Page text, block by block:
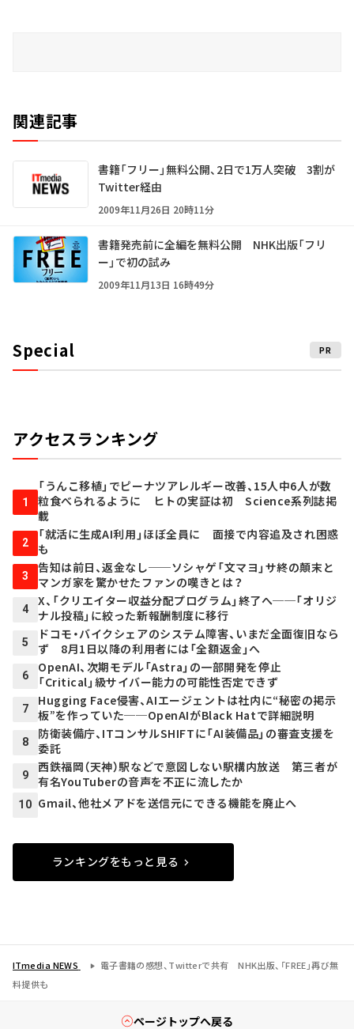
関連記事
書籍「フリー」無料公開、2日で1万人突破 3割が
Twitter経由
2009年11月26日 20時11分
書籍発売前に全編を無料公開 NHK出版「フリ
ー」で初の試み
2009年11月13日 16時49分
Special PR
アクセスランキング
1
「うんこ移植」でピーナツアレルギー改善、15人中6人が数
粒食べられるように ヒトの実証は初 Science系列誌掲
載
2
「就活に生成AI利用」ほぼ全員に 面接で内容追及され困惑
も
3
告知は前日、返金なし──ソシャゲ「文マヨ」サ終の顛末と
マンガ家を驚かせたファンの嘆きとは？
4
X、「クリエイター収益分配プログラム」終了へ──「オリジ
ナル投稿」に絞った新報酬制度に移行
5
ドコモ・バイクシェアのシステム障害、いまだ全面復旧なら
ず 8月1日以降の利用者には「全額返金」へ
6
OpenAI、次期モデル「Astra」の一部開発を停止
「Critical」級サイバー能力の可能性否定できず
7
Hugging Face侵害、AIエージェントは社内に“秘密の掲示
板”を作っていた──OpenAIがBlack Hatで詳細説明
8
防衛装備庁、ITコンサルSHIFTに「AI装備品」の審査支援を
委託
9
西鉄福岡（天神）駅などで意図しない駅構内放送 第三者が
有名YouTuberの音声を不正に流したか
10 Gmail、他社メアドを送信元にできる機能を廃止へ
ランキングをもっと見る
ITmedia NEWS
電子書籍の感想、Twitterで共有 NHK出版、「FREE」再び無
料提供も
ページトップへ戻る